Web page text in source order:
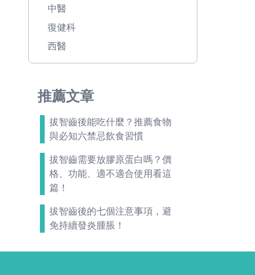
中醫
復健科
西醫
推薦文章
拔智齒後能吃什麼？推薦食物
與必知六禁忌飲食習慣
拔智齒需要放膠原蛋白嗎？價
格、功能、適不適合使用看這
篇！
拔智齒後的七個注意事項，避
免持續發炎腫脹！